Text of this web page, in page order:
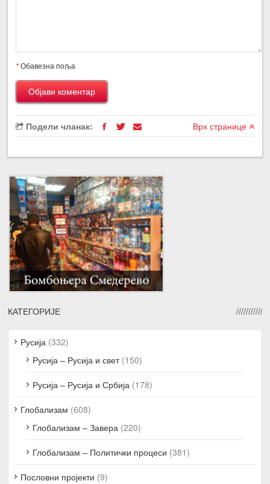
*Обавезна поља
Подели чланак: Врх странице
КАТЕГОРИЈЕ
Русија (332)
Русија – Русија и свет(150)
Русија – Русија и Србија (178)
Глобализам (608)
Глобализам – Завера (220)
Глобализам – Политички процеси (381)
Пословни пројекти (9)